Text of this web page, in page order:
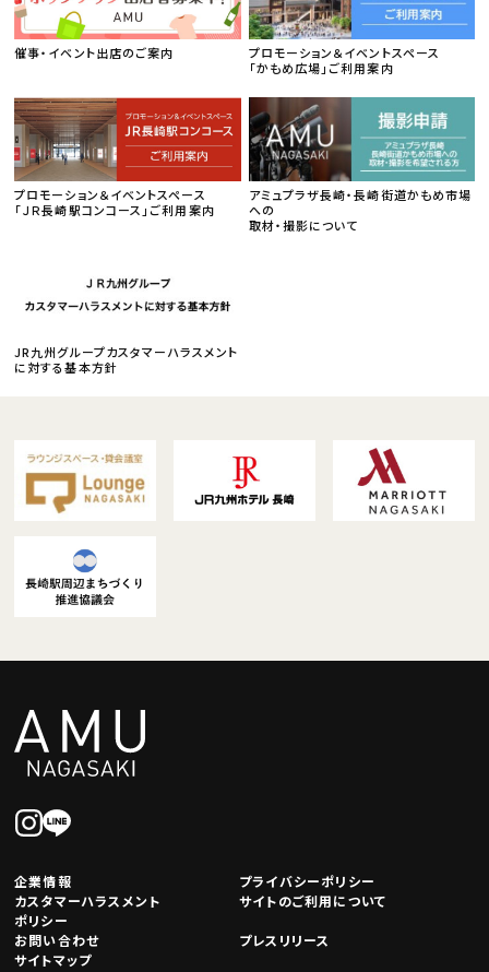
催事・イベント出店のご案内
プロモーション＆イベントスペース
「かもめ広場」ご利用案内
プロモーション＆イベントスペース
「ＪＲ長崎駅コンコース」ご利用案内
アミュプラザ長崎・長崎街道かもめ市場
への
取材・撮影について
JR九州グループカスタマーハラスメント
に対する基本方針
企業情報
プライバシーポリシー
カスタマーハラスメント
ポリシー
サイトのご利用について
お問い合わせ
プレスリリース
サイトマップ